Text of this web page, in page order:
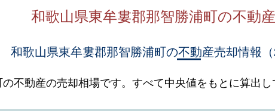
和歌山県東牟婁郡那智勝浦町の不動
和歌山県東牟婁郡那智勝浦町の不動産売却情報（
不動産の売却相場です。すべて中央値をもとに算出し